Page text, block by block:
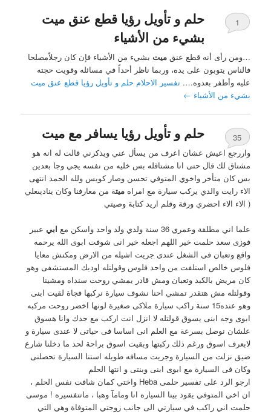
حلم و تأويل رؤيا قطع عنق ميت
بشيء من الأشياء
1
…ومن رأى أنه قطع عنقميت بشيء من الأشياء فإن كان رجلاًمصلحا
فالناس يتوبون على يده، وربما ناظر أحداً في مسائله وقويت حجته
عليه وأظفر بعدوه….تفسير الاحلام حلم و تأويل رؤيا قطع عنق ميت
بشيء من الأشياء ←
حلم و تأويل رؤيا يسافر مع ميت
35
واررجع اعيش عشان اعرف من يسأل عني ويذكرني قالت له انه هو
مشتاق لك قال حتى انا مشتاقله بس خليه من نفسه يجي وجا بعدين
بس كان متأخر واخوي المتوفي تحسن وصار كويس ولله الحمد انتهى
الاء رايت والدي يركب سيارة مع امراهميتة من معارفنا وكان يناديىعلي
( الاء الاء احضري ورقة وقلم اريد كتابة وصيتي
علما اني مطلقة وعمري 36 سنة ولدي ولد واحد واسكن مع ابي عبير
فوزى سعد حلمت خير اللهم اجعله خير انى شوفت ابوى الله يرحمه
واقع وتعبان فى الشغل عندى جريت اشيله من الارض ومكنش معايا
فلوس خالص استلفت من واحد فلوس وقولتله اوديك المستشفى وهو
كان مريض بالكبد وتعبان ومش قادر يمشي روحت سنداه ومشينا
وقولتله مش هتقدر تمشي احنا نشوف سيارة نركبها فجاة لقيت ابنى
وهو عنده15 سنة راكب سيارة ملاكى صغيرة لونها اخضر روحت مركبه
ابوى وجه ابنى يسوق قولتله لا انزل انت اركب مع جدك وانا هسوق
علشان نوصل بسرعة مع العلم انى اساسا فى حياتى لا عندى سيارة و
لابعرف اسوق ورغم ذلك ركبتها وبقيت اسوق براحة لحد ما دخلنا شارع
ضيق نزلت من السيارة وجريت مسافه طويله استنا السيارة تحصلنى
وكان فى السيارة مع ابوى ابنى وبنتى و انتها الحلم
ارجو الرد على تفسير حلمى Heba واختي كمان شافت نفس الحلم ،
ان اخي المتوفي يقود بينا السياره انا ومامآ وهبا ، ماتتفسيره ! موسى
حلمت اني راكب في سيارتي الى جانب زوجتي المتوفاة وهي التي